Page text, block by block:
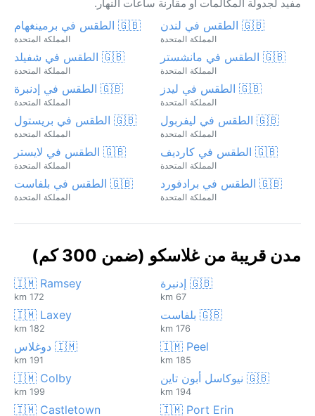
مفيد لجدولة المكالمات أو مقارنة ساعات النهار.
🇬🇧 الطقس في لندن
المملكة المتحدة
🇬🇧 الطقس في برمينغهام
المملكة المتحدة
🇬🇧 الطقس في مانشستر
المملكة المتحدة
🇬🇧 الطقس في شفيلد
المملكة المتحدة
🇬🇧 الطقس في ليدز
المملكة المتحدة
🇬🇧 الطقس في إدنبرة
المملكة المتحدة
🇬🇧 الطقس في ليفربول
المملكة المتحدة
🇬🇧 الطقس في بريستول
المملكة المتحدة
🇬🇧 الطقس في كارديف
المملكة المتحدة
🇬🇧 الطقس في لايستر
المملكة المتحدة
🇬🇧 الطقس في برادفورد
المملكة المتحدة
🇬🇧 الطقس في بلفاست
المملكة المتحدة
مدن قريبة من غلاسكو (ضمن 300 كم)
🇬🇧 إدنبرة
67 km
🇮🇲 Ramsey
172 km
🇬🇧 بلفاست
176 km
🇮🇲 Laxey
182 km
🇮🇲 Peel
185 km
🇮🇲 دوغلاس
191 km
🇬🇧 نيوكاسل أبون تاين
194 km
🇮🇲 Colby
199 km
🇮🇲 Port Erin
🇮🇲 Castletown